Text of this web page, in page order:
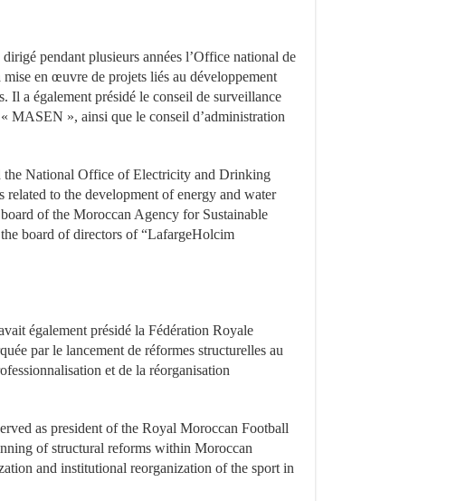
pendant plusieurs années l’Office national de
en œuvre de projets liés au développement
Il a également présidé le conseil de surveillance
MASEN », ainsi que le conseil d’administration
the National Office of Electricity and Drinking
to the development of energy and water
of the Moroccan Agency for Sustainable
board of directors of “LafargeHolcim
également présidé la Fédération Royale
par le lancement de réformes structurelles au
et de la réorganisation
as president of the Royal Moroccan Football
of structural reforms within Moroccan
and institutional reorganization of the sport in